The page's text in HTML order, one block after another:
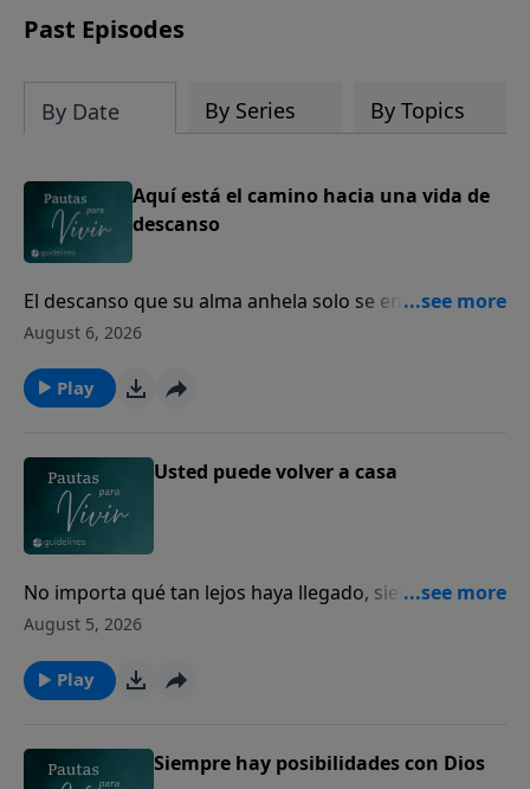
Past Episodes
By Date By Series By Topics
Aquí está el camino hacia una vida de
descanso
El descanso que su alma anhela solo se encuentra en
Dios.
August 6, 2026
Play
Usted puede volver a casa
No importa qué tan lejos haya llegado, siempre
puede volver a casa con Dios.
August 5, 2026
Play
Siempre hay posibilidades con Dios